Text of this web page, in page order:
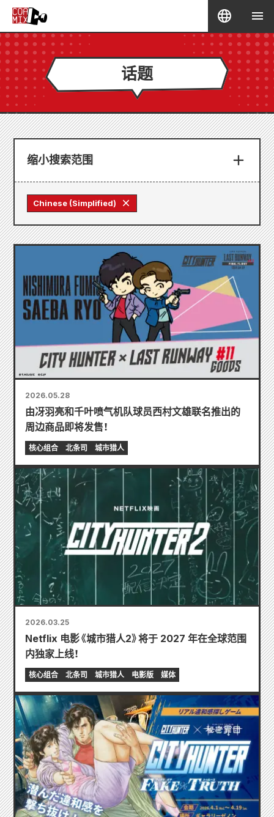
话题
缩小搜索范围
Chinese (Simplified)
2026.05.28
由冴羽亮和千叶喷气机队球员西村文雄联名推出的
周边商品即将发售！
核心组合 北条司 城市猎人
2026.03.25
Netflix 电影《城市猎人2》将于 2027 年在全球范围
内独家上线！
核心组合 北条司 城市猎人 电影版 媒体